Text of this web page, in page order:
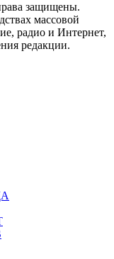
защищены.
массовой
радио и Интернет,
редакции.